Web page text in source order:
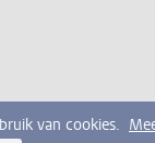
van cookies.